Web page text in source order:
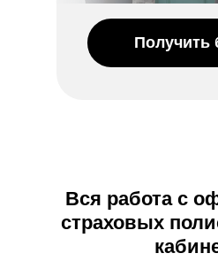
Получить
Вся работа с
страховых